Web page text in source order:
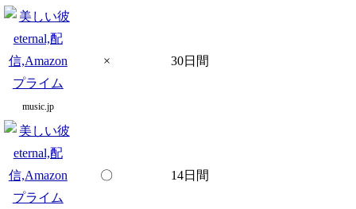
music.jp
× 30日間
〇 14日間